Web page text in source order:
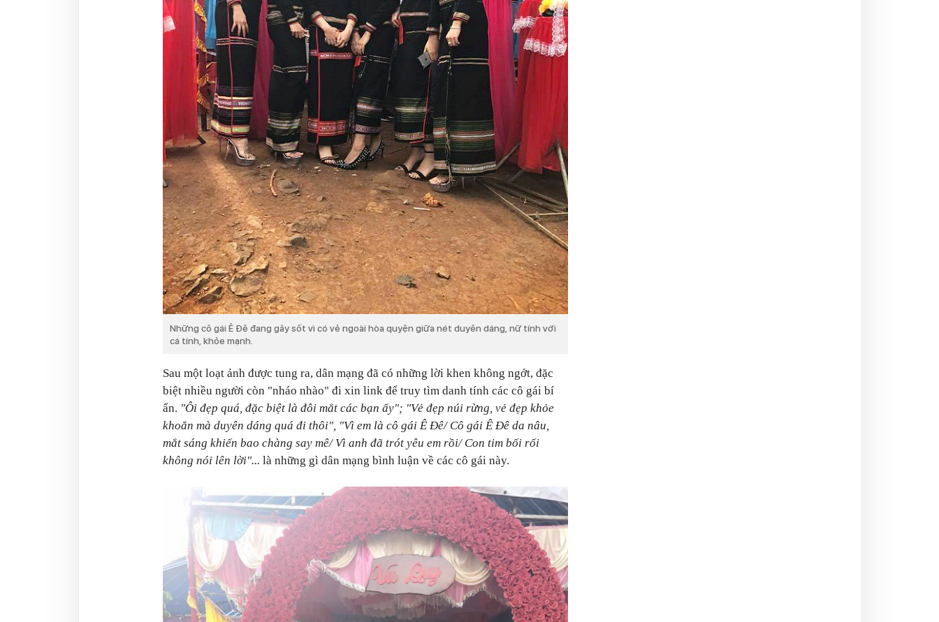
Những cô gái Ê Đê đang gây sốt vì có vẻ ngoài hòa quyện giữa nét duyên dáng, nữ tính với
cá tính, khỏe mạnh.
Sau một loạt ảnh được tung ra, dân mạng đã có những lời khen không ngớt, đặc
biệt nhiều người còn "nháo nhào" đi xin link để truy tìm danh tính các cô gái bí
ẩn. "Ôi đẹp quá, đặc biệt là đôi mắt các bạn ấy"; "Vẻ đẹp núi rừng, vẻ đẹp khỏe
khoắn mà duyên dáng quá đi thôi", "Vì em là cô gái Ê Đê/ Cô gái Ê Đê da nâu,
mắt sáng khiến bao chàng say mê/ Vì anh đã trót yêu em rồi/ Con tim bối rối
không nói lên lời"... là những gì dân mạng bình luận về các cô gái này.